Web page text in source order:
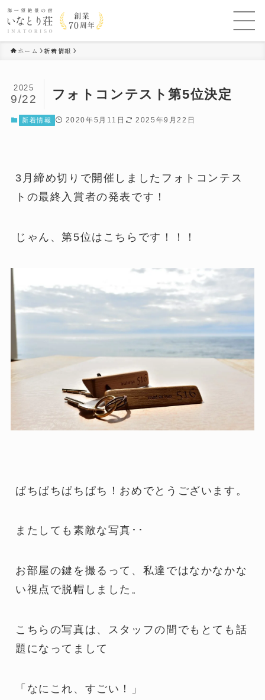
ホーム 新着情報
フォトコンテスト第5位決定
2025
9/22
新着情報 2020年5月11日 2025年9月22日
3月締め切りで開催しましたフォトコンテス
トの最終入賞者の発表です！
じゃん、第5位はこちらです！！！
ぱちぱちぱちぱち！おめでとうございます。
またしても素敵な写真･･
お部屋の鍵を撮るって、私達ではなかなかな
い視点で脱帽しました。
こちらの写真は、スタッフの間でもとても話
題になってまして
「なにこれ、すごい！」